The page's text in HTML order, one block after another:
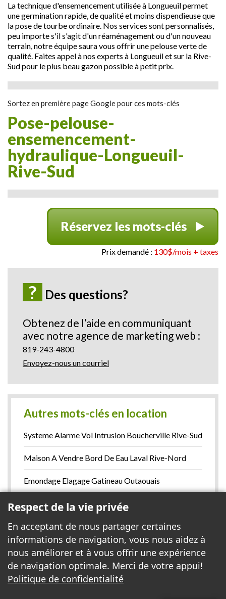
La technique d'ensemencement utilisée à Longueuil permet
une germination rapide, de qualité et moins dispendieuse que
la pose de tourbe ordinaire. Nos services sont personnalisés,
peu importe s'il s'agit d'un réaménagement ou d'un nouveau
terrain, notre équipe saura vous offrir une pelouse verte de
qualité. Faites appel à nos experts à Longueuil et sur la Rive-
Sud pour le plus beau gazon possible à petit prix.
Sortez en première page Google pour ces mots-clés
pose-pelouse-
ensemencement-
hydraulique-Longueuil-
Rive-Sud
Réservez les mots-clés
Prix demandé : 130$/mois + taxes
? Des questions?
Obtenez de l’aide en communiquant
avec notre agence de marketing web :
819-243-4800
Envoyez-nous un courriel
Autres mots-clés en location
Systeme Alarme Vol Intrusion Boucherville Rive-Sud
Maison A Vendre Bord De Eau Laval Rive-Nord
Emondage Elagage Gatineau Outaouais
Magasin Stores Toiles Meilleur Prix Candiac Rive-
Sud
Magasin De Peinture En Ligne St Hubert Rive-Sud
Voir la liste complète >
Respect de la vie privée
En acceptant de nous partager certaines
informations de navigation, vous nous aidez à
nous améliorer et à vous offrir une expérience
de navigation optimale. Merci de votre appui!
Politique de confidentialité